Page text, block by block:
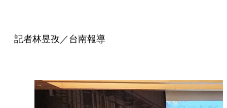
記者林昱孜／台南報導